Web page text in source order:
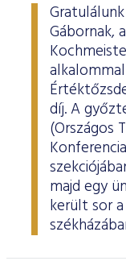
Gábornak,
díj. A
(Országos
majd egy
került sor